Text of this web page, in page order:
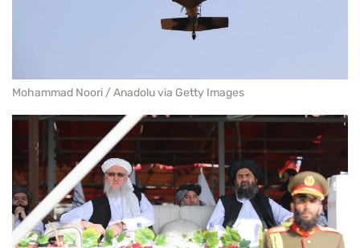
Mohammad Noori / Anadolu via Getty Images